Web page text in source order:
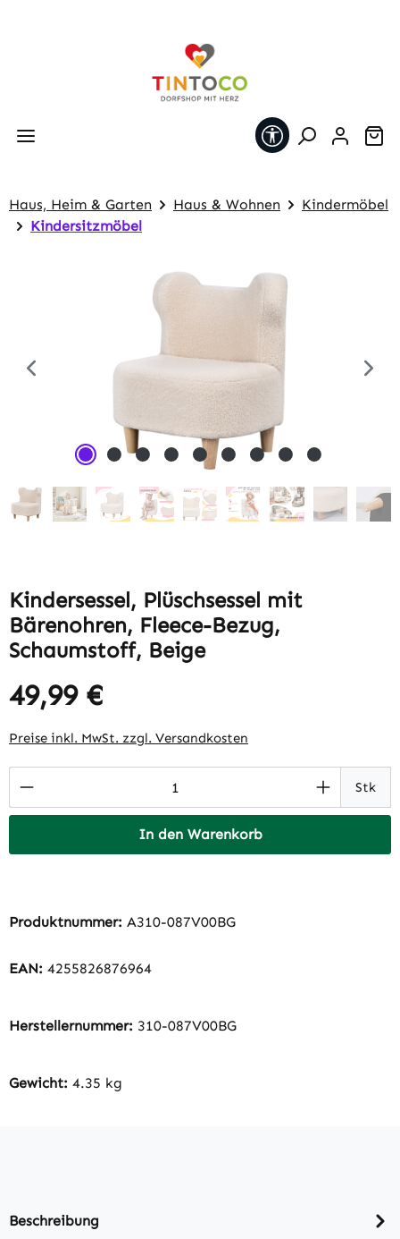
Werkzeugleiste
Haus, Heim & Garten Haus & Wohnen
Kindermöbel
Kindersitzmöbel
Kindersessel, Plüschsessel mit
Bärenohren, Fleece-Bezug,
Schaumstoff, Beige
Regulärer Preis:
49,99 €
Preise inkl. MwSt. zzgl. Versandkosten
Produkt Anzahl: Gib den gewünschtenStk
In den Warenkorb
Produktnummer: A310-087V00BG
EAN: 4255826876964
Herstellernummer: 310-087V00BG
Gewicht: 4.35 kg
Beschreibung